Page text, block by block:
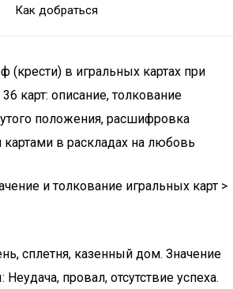
Как добраться
(крести) в игральных картах при
карт: описание, толкование
положения, расшифровка
картами в раскладах на любовь
и толкование игральных карт >
сплетня, казенный дом. Значение
провал, отсутствие успеха.